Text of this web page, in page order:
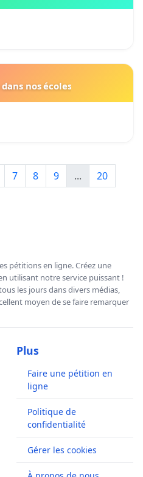
nos écoles
7 8 9 ...
20
pétitions en ligne. Créez une
utilisant notre service puissant !
les jours dans divers médias,
moyen de se faire remarquer
Plus
Faire une pétition en
ligne
Politique de
confidentialité
Gérer les cookies